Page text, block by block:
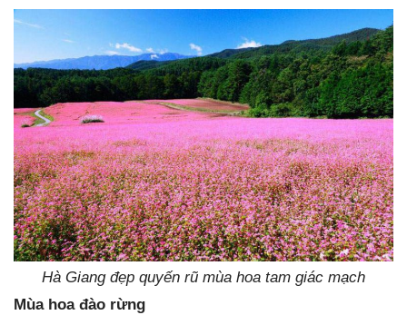
Hà Giang đẹp quyến rũ mùa hoa tam giác mạch
Mùa hoa đào rừng